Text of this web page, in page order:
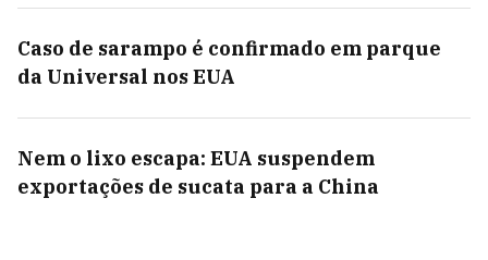
Caso de sarampo é confirmado em parque
da Universal nos EUA
Nem o lixo escapa: EUA suspendem
exportações de sucata para a China